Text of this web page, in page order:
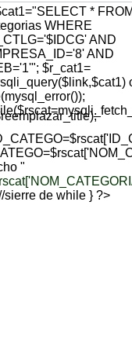
* FROM
WHERE
AND
AND
$r_cat1=
"
sierre de while } ?>